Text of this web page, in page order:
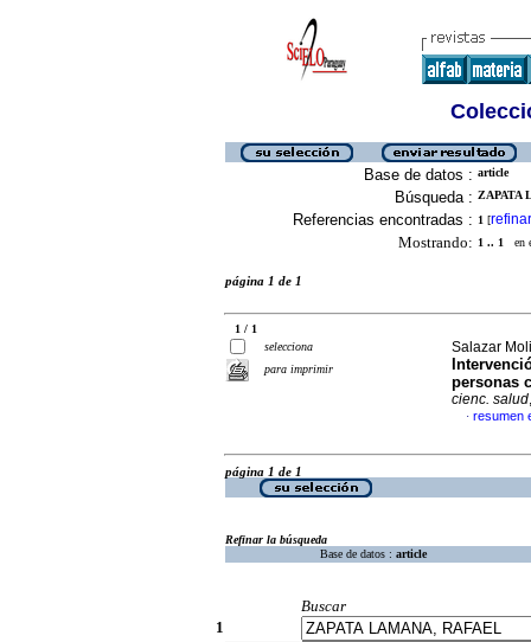
Base de datos : article
Búsqueda : ZAPATA
Referencias encontradas : 1 [refinar
Mostrando: 1 .. 1 en
página 1 de 1
1 / 1
selecciona
para imprimir
Salazar
personas
cienc. salud
· resumen
página 1 de 1
Refinar la búsqueda
Base de datos : article
Buscar
1